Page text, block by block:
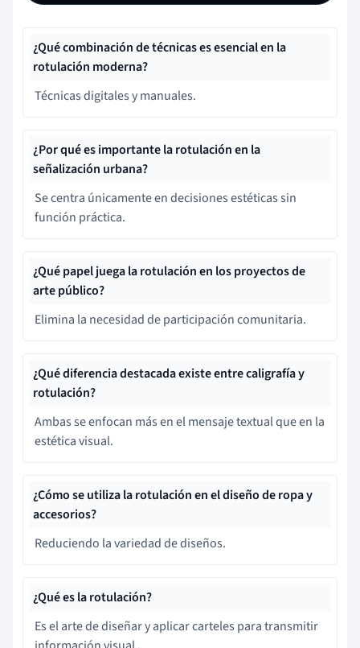
¿Qué combinación de técnicas es esencial en la
rotulación moderna?
Técnicas digitales y manuales.
¿Por qué es importante la rotulación en la
señalización urbana?
Se centra únicamente en decisiones estéticas sin
función práctica.
¿Qué papel juega la rotulación en los proyectos de
arte público?
Elimina la necesidad de participación comunitaria.
¿Qué diferencia destacada existe entre caligrafía y
rotulación?
Ambas se enfocan más en el mensaje textual que en la
estética visual.
¿Cómo se utiliza la rotulación en el diseño de ropa y
accesorios?
Reduciendo la variedad de diseños.
¿Qué es la rotulación?
Es el arte de diseñar y aplicar carteles para transmitir